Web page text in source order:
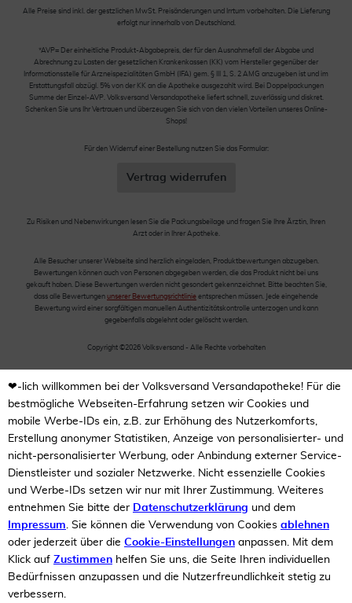
Alle Preise sind inkl. der gestzlichen MwSt. Preisänderungen und Irrtum vorbehalten. Die Lieferung
erfolgt nur innerhalb von Deutschland.
*AVP= Der einheitliche Produkt-Abgabepreis, der für den Ausnahmefall der Abgabe und
Abrechnung zu Lasten der gesetzlichen Krankenkassen (KK) vom Hersteller gegenüber der
Informationsstelle für Arzneispezialitäten GmbH (IFA) gem. § III 1, S. 2 AMG anzugeben ist und im
Erstattungsfall abzügl. 5% von der KK an die Apotheke ausgezahlt wird. Bei Doppelpackungen
Summe der Einzel-AVP. Volksversand Versandapotheke liefert schnell, zuverlässig und diskret.
Schenken Sie uns Ihr Vertrauen und überzeugen Sie sich von den vielen Vorteilen unseres Online-
Shops!
Für den Widerruf einer Bestellung nutzen Sie das Formular:
Vertrag widerrufen
Zu Risiken und Nebenwirkungen lesen Sie die Packungsbeilage und fragen Sie Ihre Ärztin, Ihren
Arzt oder in Ihrer Apotheke.
Alle Besucher unserer Webseite sind herzlich eingeladen, Produktbewertungen abzugeben.
Bewertungen können auch von Personen abgegeben werden, die das Produkt nicht bei uns
gekauft haben. Diese Bewertungen werden nicht gesondert gekennzeichnet. Bitte beachten Sie,
dass alle Bewertungen unserer Bewertungsrichtlinie entsprechen müssen. Jede eingehende
Bewertung wird einer sorgfältigen manuellen Authentizitätskontrolle unterzogen und kann
gegebenfalls abgelehnt oder gelöscht werden.
Copyright ©2026 Volksversand - Alle Rechte vorbehalten
❤-lich willkommen bei der Volksversand Versandapotheke! Für die
bestmögliche Webseiten-Erfahrung setzen wir Cookies und
mobile Werbe-IDs ein, z.B. zur Erhöhung des Nutzerkomforts,
Erstellung anonymer Statistiken, Anzeige von personalisierter- und
nicht-personalisierter Werbung, oder Anbindung externer Service-
Dienstleister und sozialer Netzwerke. Nicht essenzielle Cookies
und Werbe-IDs setzen wir nur mit Ihrer Zustimmung. Weiteres
entnehmen Sie bitte der Datenschutzerklärung und dem
Impressum. Sie können die Verwendung von Cookies ablehnen
oder jederzeit über die Cookie-Einstellungen anpassen. Mit dem
Klick auf Zustimmen helfen Sie uns, die Seite Ihren individuellen
Bedürfnissen anzupassen und die Nutzerfreundlichkeit stetig zu
verbessern.